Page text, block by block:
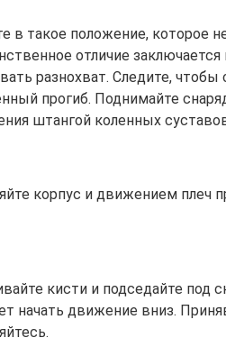
в такое положение, которое
отличие
разнохват. Следите,
прогиб. Поднимайте
штангой коленных
корпус и движением плеч
кисти и подседайте под
начать движение вниз.